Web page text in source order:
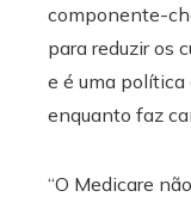
componente-
para reduzir os
e é uma
enquanto faz
“O Medicare